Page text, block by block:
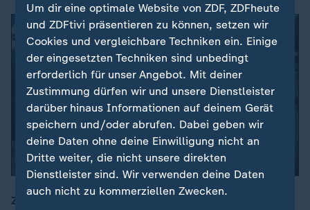
Zu den in Belarus freigelassenen politischen
Um dir eine optimale Website von ZDF, ZDFheute
und ZDFtivi präsentieren zu können, setzen wir
Cookies und vergleichbare Techniken ein. Einige
der eingesetzten Techniken sind unbedingt
erforderlich für unser Angebot. Mit deiner
Zustimmung dürfen wir und unsere Dienstleister
darüber hinaus Informationen auf deinem Gerät
speichern und/oder abrufen. Dabei geben wir
deine Daten ohne deine Einwilligung nicht an
Dritte weiter, die nicht unsere direkten
Dienstleister sind. Wir verwenden deine Daten
auch nicht zu kommerziellen Zwecken.